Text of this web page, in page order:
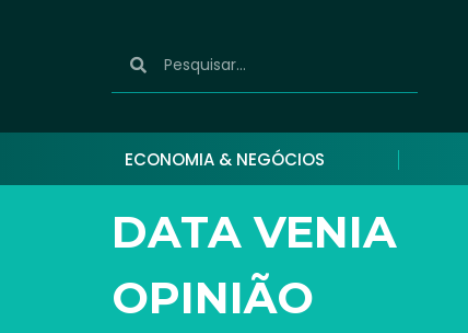
ECONOMIA & NEGÓCIOS
DATA VENIA
OPINIÃO